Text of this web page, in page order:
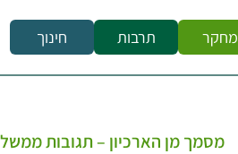
מחקר תרבות חינוך
מסמך מן הארכיון – תגובות